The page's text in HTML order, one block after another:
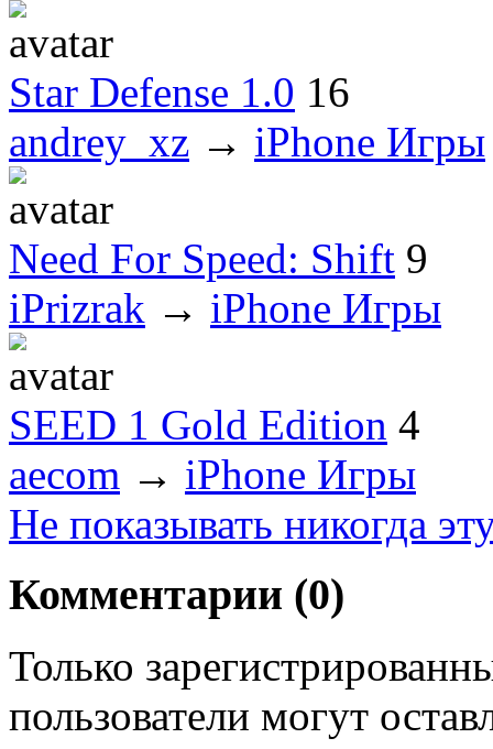
Star Defense 1.0 16
andrey_xz → iPhone Игры
Need For Speed: Shift 9
iPrizrak → iPhone Игры
SEED 1 Gold Edition 4
aecom → iPhone Игры
Не показывать никогда
Комментарии (0)
Только
пользователи могут